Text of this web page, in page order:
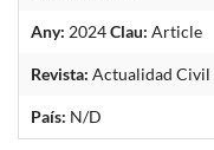
Any: 2024Clau: Article
Revista: Actualidad Civil
País: N/D